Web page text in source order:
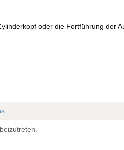
oder die Fortführung der